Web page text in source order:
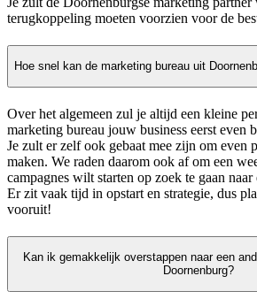
terugkoppeling moeten voorzien voor de
Hoe snel kan de marketing bureau uit
Over het algemeen zul je altijd een kleine
marketing bureau jouw business eerst even
Je zult er zelf ook gebaat mee zijn om even
maken. We raden daarom ook af om een
campagnes wilt starten op zoek te gaan
Er zit vaak tijd in opstart en strategie, dus
vooruit!
Kan ik gemakkelijk overstappen naar een
Doornenburg?